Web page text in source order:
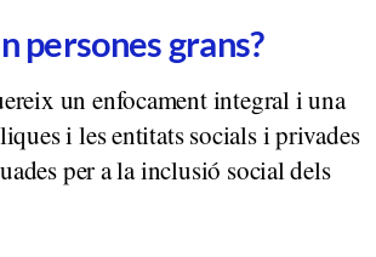
persones grans?
un enfocament integral i una
i les entitats socials i privades
per a la inclusió social dels